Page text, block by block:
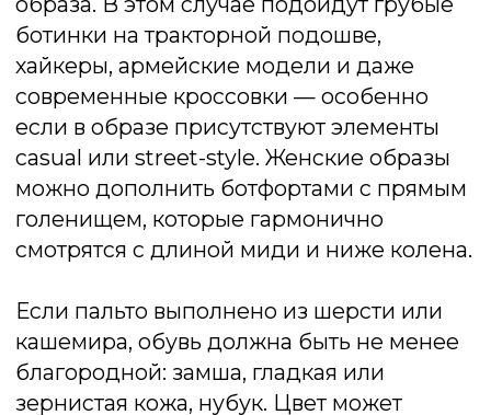
выглядеть строго или расслабленно в
зависимости от выбранной обуви.
Правильно подобранная пара способна
подчеркнуть статусность образа или
сделать его более уютным и практичным